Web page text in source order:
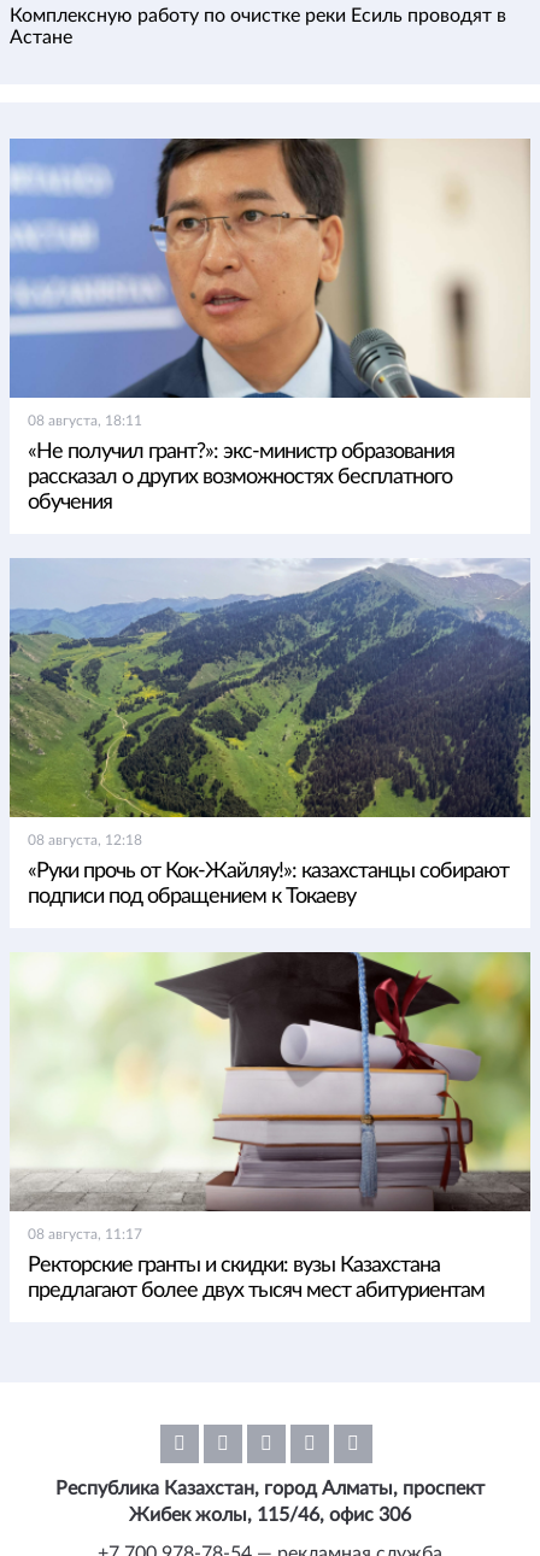
Комплексную работу по очистке реки Есиль проводят в
Астане
08 августа, 18:11
«Не получил грант?»: экс-министр образования
рассказал о других возможностях бесплатного
обучения
08 августа, 12:18
«Руки прочь от Кок-Жайляу!»: казахстанцы собирают
подписи под обращением к Токаеву
08 августа, 11:17
Ректорские гранты и скидки: вузы Казахстана
предлагают более двух тысяч мест абитуриентам
Республика Казахстан, город Алматы, проспект
Жибек жолы, 115/46, офис 306